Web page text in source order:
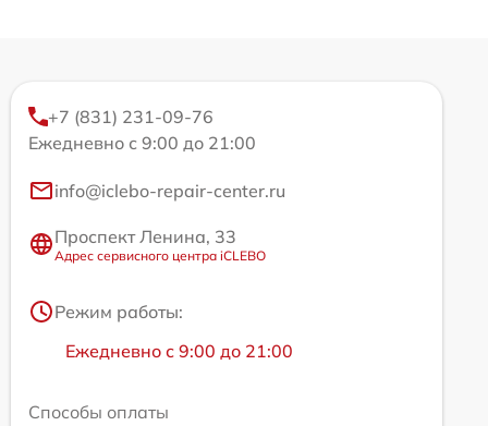
+7 (831) 231-09-76
Ежедневно с 9:00 до 21:00
info@iclebo-repair-center.ru
Проспект Ленина, 33
Адрес сервисного центра iCLEBO
Режим работы:
Ежедневно с 9:00 до 21:00
Способы оплаты